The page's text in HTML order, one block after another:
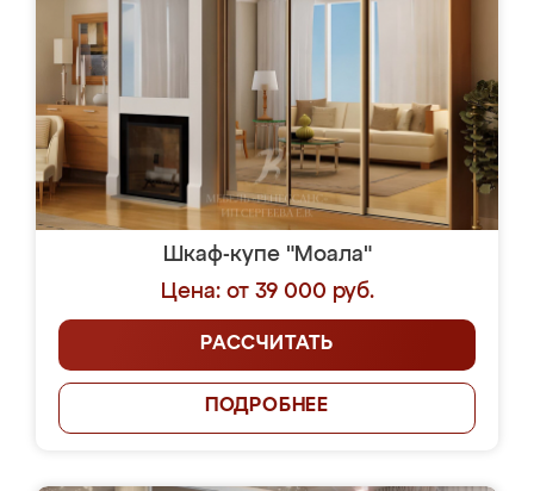
Шкаф-купе "Моала"
Цена: от 39 000 руб.
РАССЧИТАТЬ
ПОДРОБНЕЕ